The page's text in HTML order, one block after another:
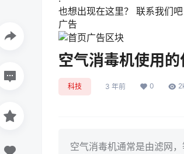
也想出现在这里？ 联系我们吧
广告
空气消毒机使用
科技 3 年前 0
空气消毒机通常是由滤网